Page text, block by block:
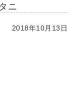
ニ
2018年10月13日